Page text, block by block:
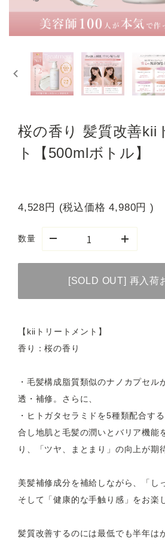
桜の香り 髪質改善kii
ト【500mlボトル】
4,528円 (税込価格4,980円 )
数量
[SOLD OUT] 再入荷
【kiiトリートメント】
香り：桜の香り
・毛髪構成脂質類似のナノカプセル
透・補修。さらに、
・ヒトガタセラミドを5種類配合す
合し地肌と毛髪の潤いとバリア機能
り、「ツヤ、まとまり」の向上が期
美髪補修成分を補給しながら、「し
そして「健康的な手触り感」をお楽
髪質改善するのには最低でも半年は